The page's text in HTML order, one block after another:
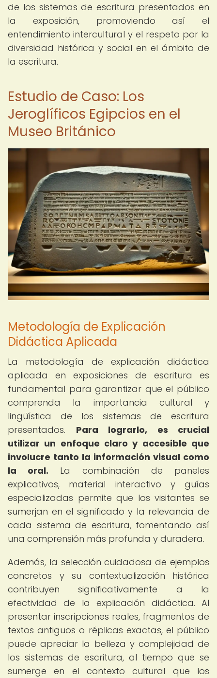
de los sistemas de escritura presentados en
la exposición, promoviendo así el
entendimiento intercultural y el respeto por la
diversidad histórica y social en el ámbito de
la escritura.
Estudio de Caso: Los
Jeroglíficos Egipcios en el
Museo Británico
Metodología de Explicación
Didáctica Aplicada
La metodología de explicación didáctica
aplicada en exposiciones de escritura es
fundamental para garantizar que el público
comprenda la importancia cultural y
lingüística de los sistemas de escritura
presentados. Para lograrlo, es crucial
utilizar un enfoque claro y accesible que
involucre tanto la información visual como
la oral. La combinación de paneles
explicativos, material interactivo y guías
especializadas permite que los visitantes se
sumerjan en el significado y la relevancia de
cada sistema de escritura, fomentando así
una comprensión más profunda y duradera.
Además, la selección cuidadosa de ejemplos
concretos y su contextualización histórica
contribuyen significativamente a la
efectividad de la explicación didáctica. Al
presentar inscripciones reales, fragmentos de
textos antiguos o réplicas exactas, el público
puede apreciar la belleza y complejidad de
los sistemas de escritura, al tiempo que se
sumerge en el contexto cultural que los